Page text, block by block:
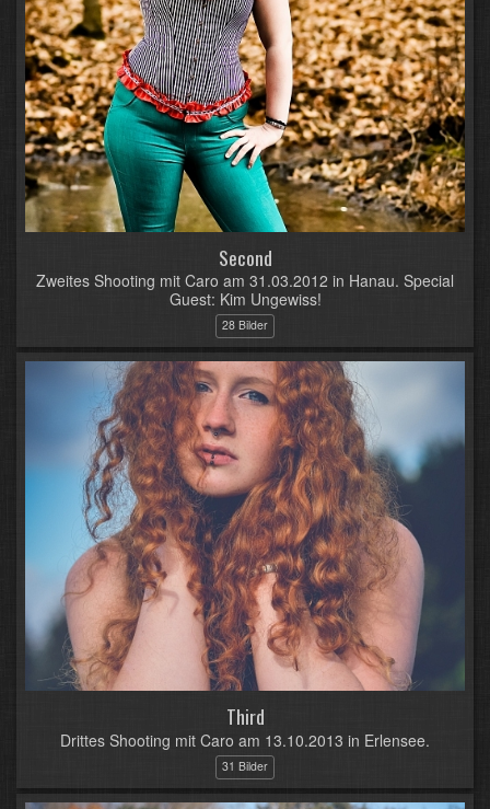
Second
Zweites Shooting mit Caro am 31.03.2012 in Hanau. Special
Guest: Kim Ungewiss!
28 Bilder
Third
Drittes Shooting mit Caro am 13.10.2013 in Erlensee.
31 Bilder